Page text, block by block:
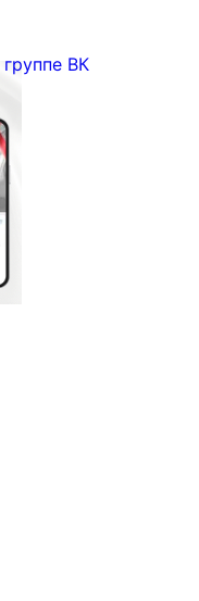
ВК